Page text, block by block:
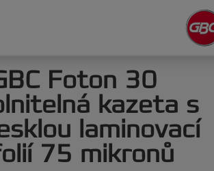
Foton 30
kazeta s
laminovací
75 mikronů